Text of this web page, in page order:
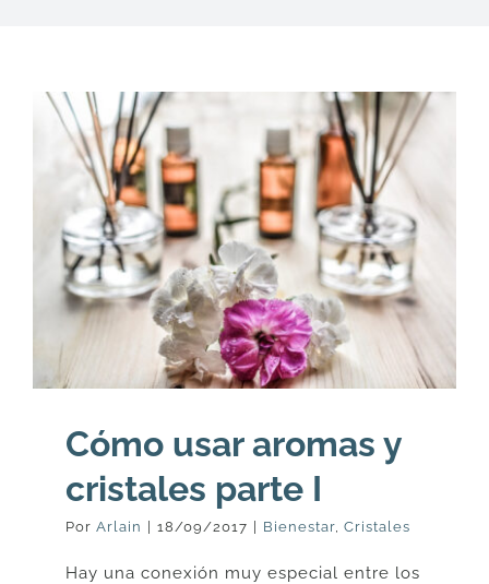
ARTÍCULOS
ACERCA
CONTACTO
Carrito
Cómo usar aromas y
cristales parte I
Por Arlain | 18/09/2017 | Bienestar Cristales
Hay una conexión muy especial entre los